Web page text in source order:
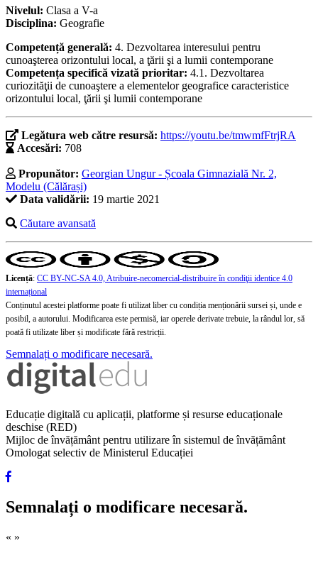
Nivelul: Clasa a V-a
Disciplina: Geografie
Competență generală: 4. Dezvoltarea interesului pentru
cunoaşterea orizontului local, a ţării şi a lumii contemporane
Competența specifică vizată prioritar: 4.1. Dezvoltarea
curiozităţii de cunoaştere a elementelor geografice caracteristice
orizontului local, ţării şi lumii contemporane
Legătura web către resursă: https://youtu.be/tmwmfFtrjRA
Accesări: 708
Propunător: Georgian Ungur - Școala Gimnazială Nr. 2,
Modelu (Călărași)
Data validării: 19 martie 2021
Căutare avansată
Licență: CC BY-NC-SA 4.0, Atribuire-necomercial-distribuire în condiţii identice 4.0
internațional
Conținutul acestei platforme poate fi utilizat liber cu condiția menționării sursei și, unde e
posibil, a autorului. Modificarea este permisă, iar operele derivate trebuie, la rândul lor, să
poată fi utilizate liber și modificate fără restricții.
Semnalați o modificare necesară.
Educație digitală cu aplicații, platforme și resurse educaționale
deschise (RED)
Mijloc de învățământ pentru utilizare în sistemul de învățământ
Omologat selectiv de Ministerul Educației
Semnalați o modificare necesară.
« »